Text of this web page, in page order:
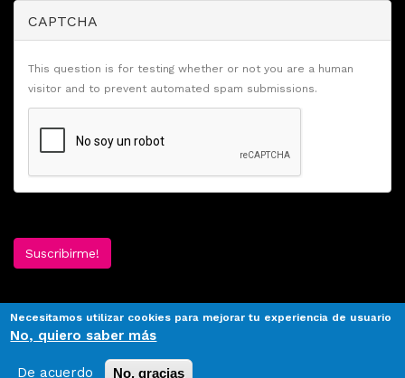
CAPTCHA
This question is for testing whether or not you are a human
visitor and to prevent automated spam submissions.
Suscribirme!
Necesitamos utilizar cookies para mejorar tu experiencia de usuario
No, quiero saber más
De acuerdo No, gracias